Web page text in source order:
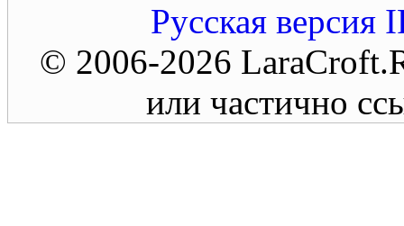
Русская версия
© 2006-2026
или частично